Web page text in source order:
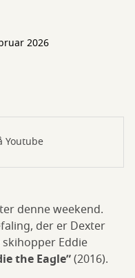
2026
Youtube
denne weekend.
der er Dexter
Eddie
the Eagle”(2016).